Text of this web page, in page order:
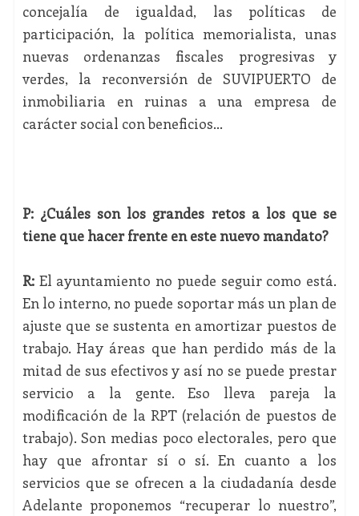
concejalía de igualdad, las políticas de
participación, la política memorialista, unas
nuevas ordenanzas fiscales progresivas y
verdes, la reconversión de SUVIPUERTO de
inmobiliaria en ruinas a una empresa de
carácter social con beneficios...
P: ¿Cuáles son los grandes retos a los que se
tiene que hacer frente en este nuevo mandato?
R:El ayuntamiento no puede seguir como está.
En lo interno, no puede soportar más un plan de
ajuste que se sustenta en amortizar puestos de
trabajo. Hay áreas que han perdido más de la
mitad de sus efectivos y así no se puede prestar
servicio a la gente. Eso lleva pareja la
modificación de la RPT (relación de puestos de
trabajo). Son medias poco electorales, pero que
hay que afrontar sí o sí. En cuanto a los
servicios que se ofrecen a la ciudadanía desde
Adelante proponemos “recuperar lo nuestro”,